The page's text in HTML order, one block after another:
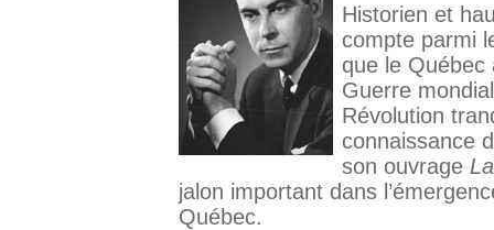
Historien et
compte parmi
que le Québec
Guerre
Révolution
connaissance
son ouvrage
jalon important dans
Québec.